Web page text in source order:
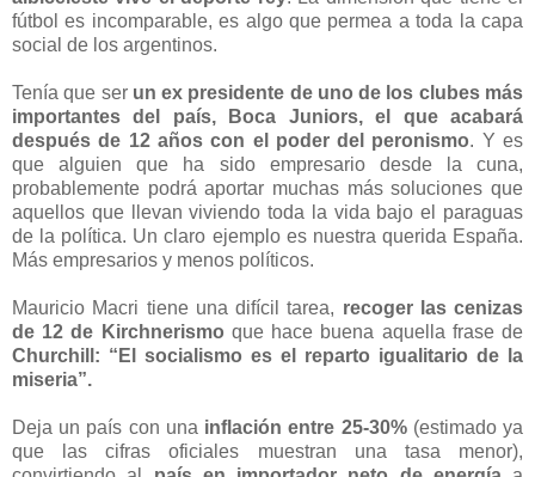
fútbol es incomparable, es algo que permea a toda la capa
social de los argentinos.
Tenía que ser un ex presidente de uno de los clubes más
importantes del país, Boca Juniors, el que acabará
después de 12 años con el poder del peronismo. Y es
que alguien que ha sido empresario desde la cuna,
probablemente podrá aportar muchas más soluciones que
aquellos que llevan viviendo toda la vida bajo el paraguas
de la política. Un claro ejemplo es nuestra querida España.
Más empresarios y menos políticos.
Mauricio Macri tiene una difícil tarea, recoger las cenizas
de 12 de Kirchnerismo que hace buena aquella frase de
Churchill: “El socialismo es el reparto igualitario de la
miseria”.
Deja un país con una inflación entre 25-30%(estimado ya
que las cifras oficiales muestran una tasa menor),